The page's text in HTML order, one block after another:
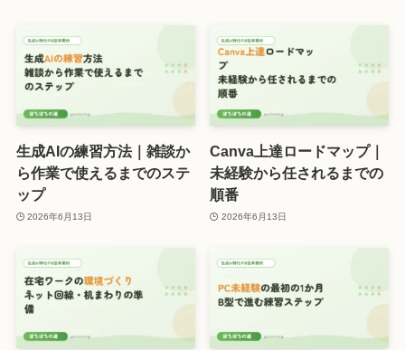
生成AIの練習方法｜雑談か
ら作業で使えるまでのステ
ップ
2026年6月13日
Canva上達ロードマップ｜
未経験から任されるまでの
順番
2026年6月13日